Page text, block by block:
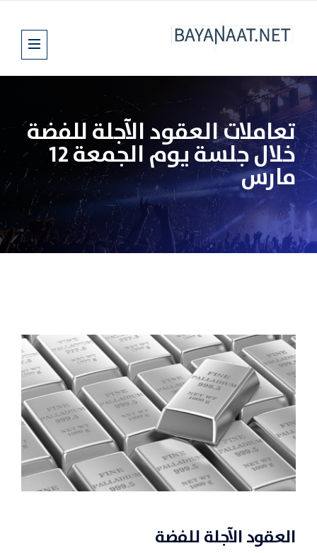
تعاملات العقود الآجلة للفضة
خلال جلسة يوم الجمعة 12
مارس
العقود الآجلة للفضة